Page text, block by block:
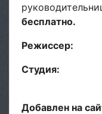
бесплатно.
Режиссер:
Студия:
Добавлен на